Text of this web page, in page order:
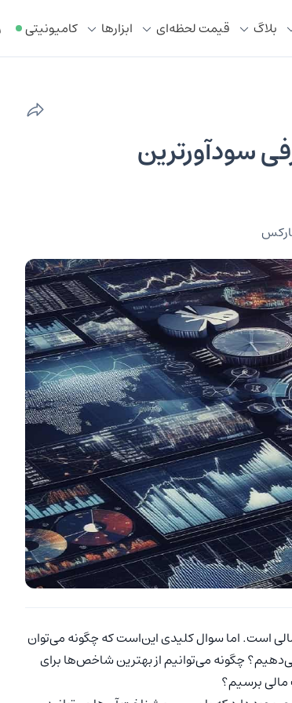
بلاگ قیمت لحظه‌ای ابزار‌ها کامیونیتی
سودآورترین
است. اما سوال کلیدی این‌است که چگونه می‌توان
چگونه می‌توانیم از بهترین شاخص‌ها برای
مالی برسیم؟